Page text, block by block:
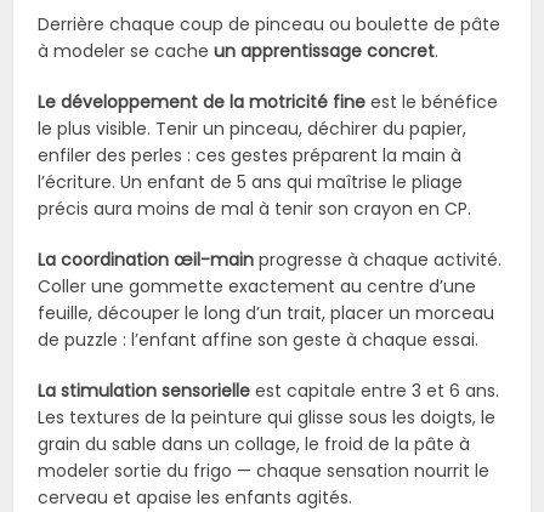
Derrière chaque coup de pinceau ou boulette de pâte
à modeler se cacheun apprentissage concret.
Le développement de la motricité fine est le bénéfice
le plus visible. Tenir un pinceau, déchirer du papier,
enfiler des perles : ces gestes préparent la main à
l’écriture. Un enfant de 5 ans qui maîtrise le pliage
précis aura moins de mal à tenir son crayon en CP.
La coordination œil-main progresse à chaque activité.
Coller une gommette exactement au centre d’une
feuille, découper le long d’un trait, placer un morceau
de puzzle : l’enfant affine son geste à chaque essai.
La stimulation sensorielle est capitale entre 3 et 6 ans.
Les textures de la peinture qui glisse sous les doigts, le
grain du sable dans un collage, le froid de la pâte à
modeler sortie du frigo — chaque sensation nourrit le
cerveau et apaise les enfants agités.